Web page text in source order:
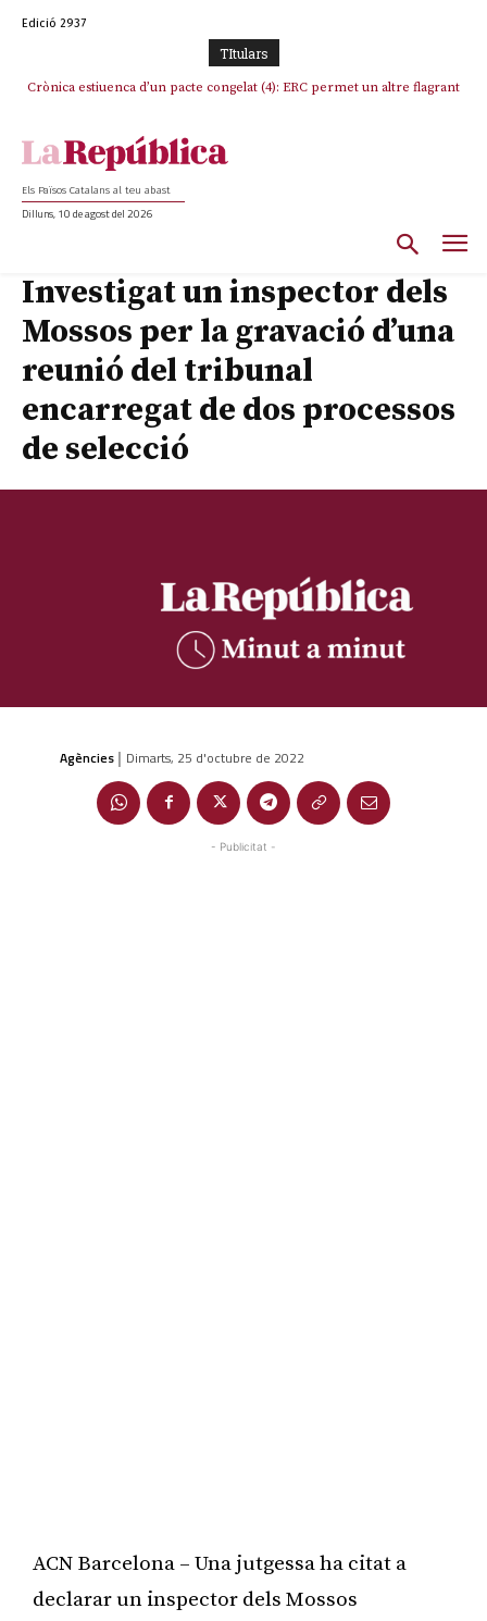
Edició 2937
TItulars
Crònica estiuenca d’un pacte congelat (4): ERC permet un altre flagrant
Els Països Catalans al teu abast
Dilluns, 10 de agost del 2026
Investigat un inspector dels
Mossos per la gravació d’una
reunió del tribunal
encarregat de dos processos
de selecció
Agències | Dimarts, 25 d'octubre de 2022
- Publicitat -
ACN Barcelona – Una jutgessa ha citat a
declarar un inspector dels Mossos